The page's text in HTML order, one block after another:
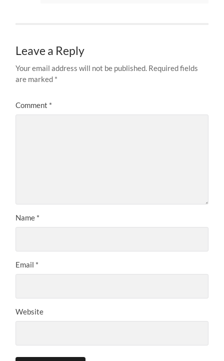
Leave a Reply
Your email address will not be published. Required fields
are marked *
Comment *
Name *
Email *
Website